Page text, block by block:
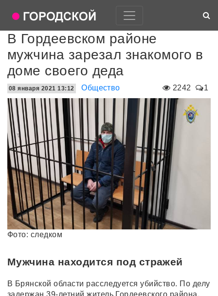
В Гордеевском районе
мужчина зарезал знакомого в
доме своего деда
2242 1
08 января 2021 13:12 Общество
Фото: следком
Мужчина находится под стражей
В Брянской области расследуется убийство. По делу
задержан 39-летний житель Гордеевского района.